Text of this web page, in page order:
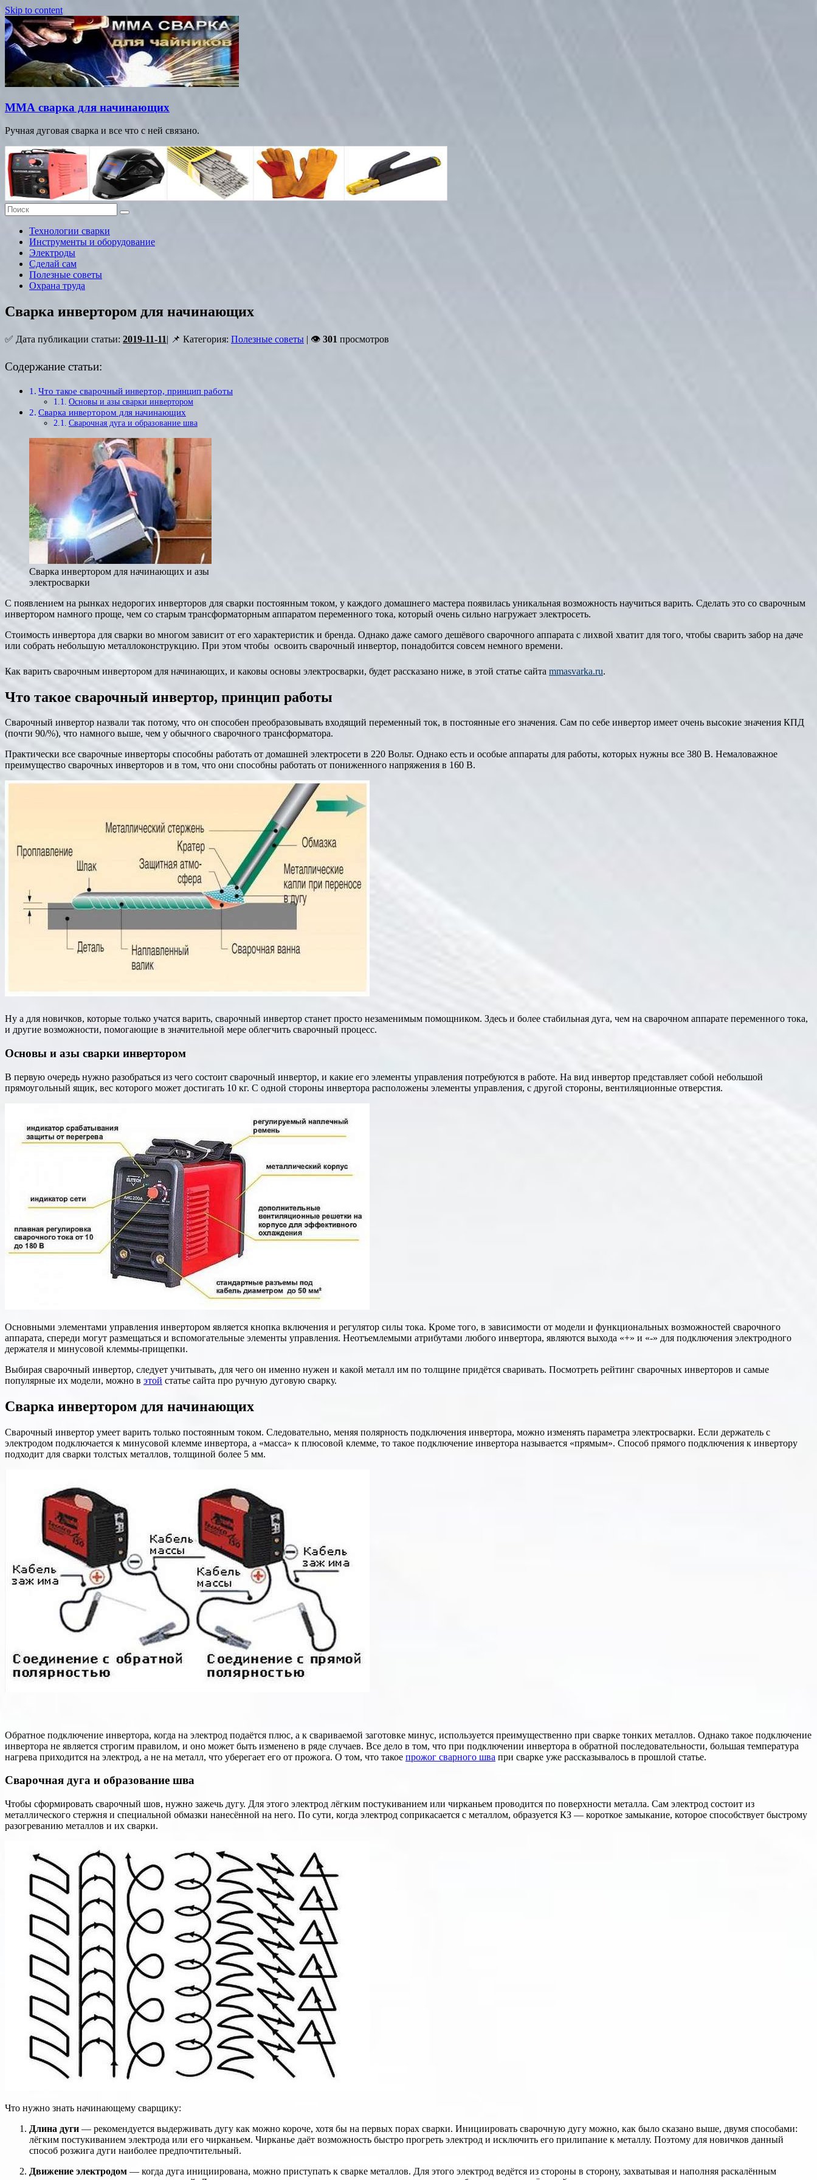
Skip to content
ММА сварка для начинающих
Ручная дуговая сварка и все что с ней связано.
Технологии сварки
Инструменты и оборудование
Электроды
Сделай сам
Полезные советы
Охрана труда
Сварка инвертором для начинающих
✅ Дата публикации статьи: 2019-11-11| 📌 Категория: Полезные советы | 👁 301 просмотров
Содержание статьи:
Что такое сварочный инвертор, принцип работы
Основы и азы сварки инвертором
Сварка инвертором для начинающих
Сварочная дуга и образование шва
Сварка инвертором для начинающих и азы
электросварки
С появлением на рынках недорогих инверторов для сварки постоянным током, у каждого домашнего мастера появилась уникальная возможность научиться варить. Сделать это со сварочным
инвертором намного проще, чем со старым трансформаторным аппаратом переменного тока, который очень сильно нагружает электросеть.
Стоимость инвертора для сварки во многом зависит от его характеристик и бренда. Однако даже самого дешёвого сварочного аппарата с лихвой хватит для того, чтобы сварить забор на даче
или собрать небольшую металлоконструкцию. При этом чтобы освоить сварочный инвертор, понадобится совсем немного времени.
Как варить сварочным инвертором для начинающих, и каковы основы электросварки, будет рассказано ниже, в этой статье сайта mmasvarka.ru.
Что такое сварочный инвертор, принцип работы
Сварочный инвертор назвали так потому, что он способен преобразовывать входящий переменный ток, в постоянные его значения. Сам по себе инвертор имеет очень высокие значения КПД
(почти 90/%), что намного выше, чем у обычного сварочного трансформатора.
Практически все сварочные инверторы способны работать от домашней электросети в 220 Вольт. Однако есть и особые аппараты для работы, которых нужны все 380 В. Немаловажное
преимущество сварочных инверторов и в том, что они способны работать от пониженного напряжения в 160 В.
Ну а для новичков, которые только учатся варить, сварочный инвертор станет просто незаменимым помощником. Здесь и более стабильная дуга, чем на сварочном аппарате переменного тока,
и другие возможности, помогающие в значительной мере облегчить сварочный процесс.
Основы и азы сварки инвертором
В первую очередь нужно разобраться из чего состоит сварочный инвертор, и какие его элементы управления потребуются в работе. На вид инвертор представляет собой небольшой
прямоугольный ящик, вес которого может достигать 10 кг. С одной стороны инвертора расположены элементы управления, с другой стороны, вентиляционные отверстия.
Основными элементами управления инвертором является кнопка включения и регулятор силы тока. Кроме того, в зависимости от модели и функциональных возможностей сварочного
аппарата, спереди могут размещаться и вспомогательные элементы управления. Неотъемлемыми атрибутами любого инвертора, являются выхода «+» и «-» для подключения электродного
держателя и минусовой клеммы-прищепки.
Выбирая сварочный инвертор, следует учитывать, для чего он именно нужен и какой металл им по толщине придётся сваривать. Посмотреть рейтинг сварочных инверторов и самые
популярные их модели, можно в этой статье сайта про ручную дуговую сварку.
Сварка инвертором для начинающих
Сварочный инвертор умеет варить только постоянным током. Следовательно, меняя полярность подключения инвертора, можно изменять параметра электросварки. Если держатель с
электродом подключается к минусовой клемме инвертора, а «масса» к плюсовой клемме, то такое подключение инвертора называется «прямым». Способ прямого подключения к инвертору
подходит для сварки толстых металлов, толщиной более 5 мм.
Обратное подключение инвертора, когда на электрод подаётся плюс, а к свариваемой заготовке минус, используется преимущественно при сварке тонких металлов. Однако такое подключение
инвертора не является строгим правилом, и оно может быть изменено в ряде случаев. Все дело в том, что при подключении инвертора в обратной последовательности, большая температура
нагрева приходится на электрод, а не на металл, что уберегает его от прожога. О том, что такое прожог сварного шва при сварке уже рассказывалось в прошлой статье.
Сварочная дуга и образование шва
Чтобы сформировать сварочный шов, нужно зажечь дугу. Для этого электрод лёгким постукиванием или чирканьем проводится по поверхности металла. Сам электрод состоит из
металлического стержня и специальной обмазки нанесённой на него. По сути, когда электрод соприкасается с металлом, образуется КЗ — короткое замыкание, которое способствует быстрому
разогреванию металлов и их сварки.
Что нужно знать начинающему сварщику:
Длина дуги — рекомендуется выдерживать дугу как можно короче, хотя бы на первых порах сварки. Инициировать сварочную дугу можно, как было сказано выше, двумя способами:
лёгким постукиванием электрода или его чирканьем. Чирканье даёт возможность быстро прогреть электрод и исключить его прилипание к металлу. Поэтому для новичков данный
способ розжига дуги наиболее предпочтительный.
Движение электродом — когда дуга инициирована, можно приступать к сварке металлов. Для этого электрод ведётся из стороны в сторону, захватывая и наполняя раскалённым